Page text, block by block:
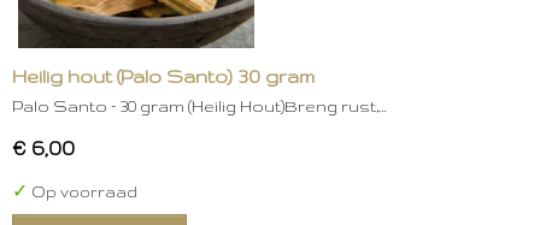
Heilig hout (Palo Santo) 30 gram
Palo Santo – 30 gram (Heilig Hout)Breng rust,…
€ 6,00
✓ Op voorraad